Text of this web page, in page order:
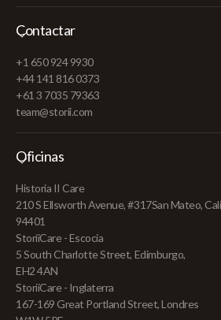
Contactar
+1 650 924 9930
+44 141 816 0373
+61 3 7035 79363
team@storii.com
Oficinas
Historia II Care
210 S Ellsworth Avenue, #317San Mateo,
94401
StoriiCare - Escocia
5 South Charlotte Street, Edimburgo,
EH2 4AN
StoriiCare - Inglaterra
167-169 Great Portland Street, Londres